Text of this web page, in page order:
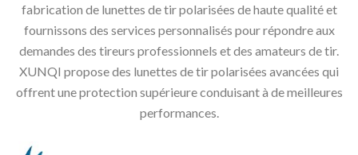
fabrication de lunettes de tir polarisées de haute qualité et
fournissons des services personnalisés pour répondre aux
demandes des tireurs professionnels et des amateurs de tir.
XUNQI propose des lunettes de tir polarisées avancées qui
offrent une protection supérieure conduisant à de meilleures
performances.